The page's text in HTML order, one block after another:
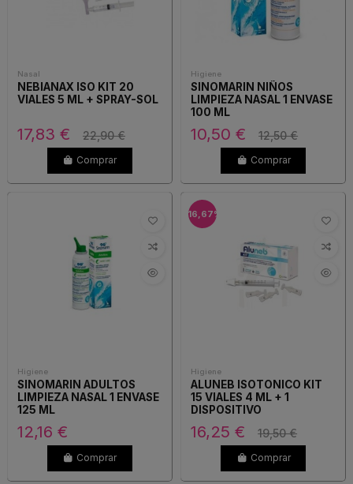
Nasal
NEBIANAX ISO KIT 20
VIALES 5 ML + SPRAY-SOL
17,83 € 22,90 €
Comprar
Higiene
SINOMARIN NIÑOS
LIMPIEZA NASAL 1 ENVASE
100 ML
10,50 € 12,50 €
Comprar
Higiene
SINOMARIN ADULTOS
LIMPIEZA NASAL 1 ENVASE
125 ML
12,16 €
Comprar
-16,67%
Higiene
ALUNEB ISOTONICO KIT
15 VIALES 4 ML + 1
DISPOSITIVO
16,25 € 19,50 €
Comprar